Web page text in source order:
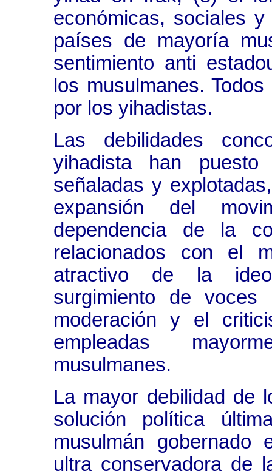
económicas, sociales
países de mayoría
sentimiento anti
los musulmanes.
por los yihadistas.
Las debilidades
yihadista han
señaladas y
expansión del
dependencia de la
relacionados con el
atractivo de la
surgimiento de
moderación y el
empleadas
musulmanes.
La mayor debilidad de
solución política
musulmán gobernado
ultra conservadora de